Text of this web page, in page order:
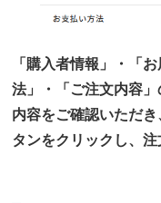
「購入者情報」・「
法」・「ご注文内容」
内容をご確認いただ
タンをクリックし、注